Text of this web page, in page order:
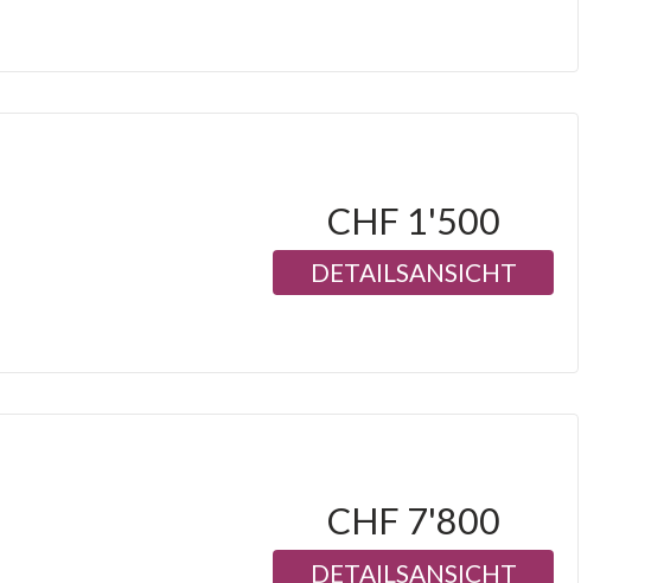
CHF 1'500
DETAILSANSICHT
CHF 7'800
DETAILSANSICHT